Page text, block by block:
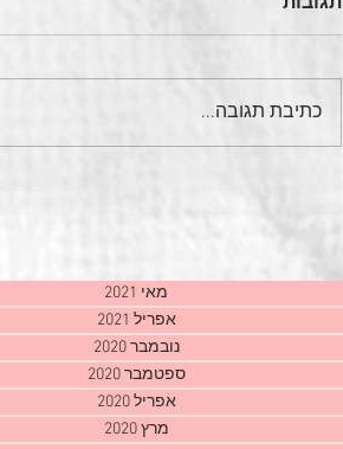
כתיבת תגובה...
מאי 2021
אפריל 2021
נובמבר 2020
ספטמבר 2020
אפריל 2020
מרץ 2020